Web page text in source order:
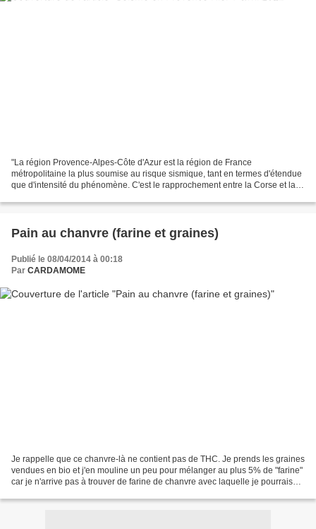
"La région Provence-Alpes-Côte d'Azur est la région de France
métropolitaine la plus soumise au risque sismique, tant en termes d'étendue
que d'intensité du phénomène. C'est le rapprochement entre la Corse et la
Pain au chanvre (farine et graines)
Publié le 08/04/2014 à 00:18
Par CARDAMOME
Je rappelle que ce chanvre-là ne contient pas de THC. Je prends les graines
vendues en bio et j'en mouline un peu pour mélanger au plus 5% de "farine"
car je n'arrive pas à trouver de farine de chanvre avec laquelle je pourrais